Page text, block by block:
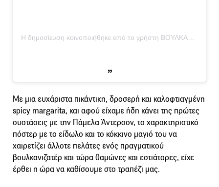
Με μια ευχάριστα πικάντικη, δροσερή και καλοφτιαγμένη
spicy margarita, και αφού είχαμε ήδη κάνει της πρώτες
συστάσεις με την Πάμελα Άντερσον, το χαρακτηριστικό
πόστερ με το είδωλο και το κόκκινο μαγιό του να
χαιρετίζει άλλοτε πελάτες ενός πραγματικού
βουλκανιζατέρ και τώρα θαμώνες και εστιάτορες, είχε
έρθει η ώρα να καθίσουμε στο τραπέζι μας.